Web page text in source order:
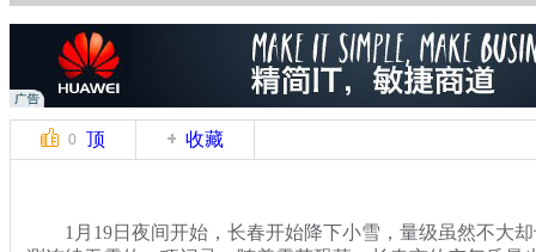
0 顶 收藏
1月19日夜间开始，长春开始降下小雪，量级虽然不大却